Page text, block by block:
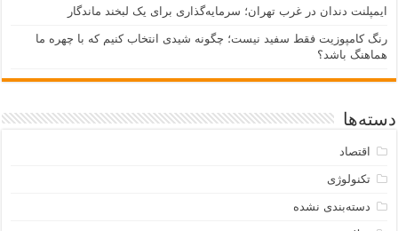
ایمپلنت دندان در غرب تهران؛ سرمایه‌گذاری برای یک لبخند ماندگار
رنگ کامپوزیت فقط سفید نیست؛ چگونه شیدی انتخاب کنیم که با چهره ما
هماهنگ باشد؟
دسته‌ها
اقتصاد
تکنولوژی
دسته‌بندی نشده